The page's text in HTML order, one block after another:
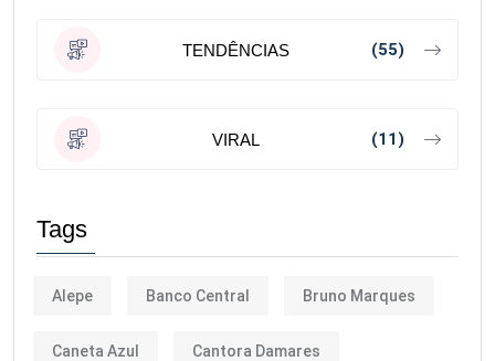
TENDÊNCIAS (55)
VIRAL (11)
Tags
Alepe Banco Central Bruno Marques
Caneta Azul Cantora Damares